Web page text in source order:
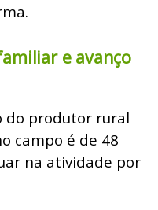
e avanço
do produtor rural
campo é de 48
na atividade por